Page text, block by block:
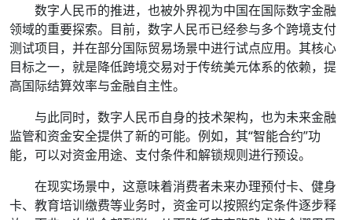
数字人民币的推进，也被外界视为中国在国际数字金融
领域的重要探索。目前，数字人民币已经参与多个跨境支付
测试项目，并在部分国际贸易场景中进行试点应用。其核心
目标之一，就是降低跨境交易对于传统美元体系的依赖，提
高国际结算效率与金融自主性。
与此同时，数字人民币自身的技术架构，也为未来金融
监管和资金安全提供了新的可能。例如，其“智能合约”功
能，可以对资金用途、支付条件和解锁规则进行预设。
在现实场景中，这意味着消费者未来办理预付卡、健身
卡、教育培训缴费等业务时，资金可以按照约定条件逐步释